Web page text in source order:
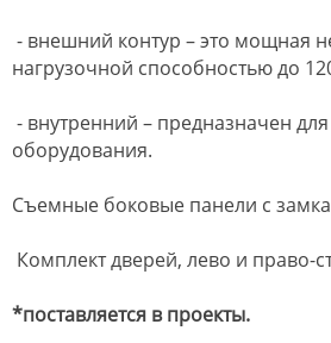
- внешний контур – это мощная
нагрузочной способностью до
- внутренний – предназначен
оборудования.
Съемные боковые панели с
Комплект дверей, лево и право-
*поставляется в проекты.